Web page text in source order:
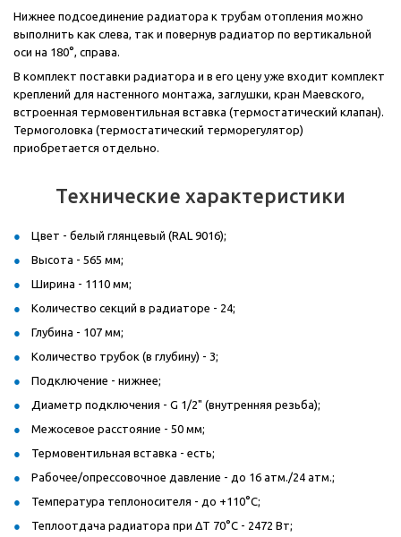
Нижнее подсоединение радиатора к трубам отопления можно
выполнить как слева, так и повернув радиатор по вертикальной
оси на 180°, справа.
В комплект поставки радиатора и в его цену уже входит комплект
креплений для настенного монтажа, заглушки, кран Маевского,
встроенная термовентильная вставка (термостатический клапан).
Термоголовка (термостатический терморегулятор)
приобретается отдельно.
Технические характеристики
Цвет - белый глянцевый (RAL 9016);
Высота - 565 мм;
Ширина - 1110 мм;
Количество секций в радиаторе - 24;
Глубина - 107 мм;
Количество трубок (в глубину) - 3;
Подключение - нижнее;
Диаметр подключения - G 1/2" (внутренняя резьба);
Межосевое расстояние - 50 мм;
Термовентильная вставка - есть;
Рабочее/опрессовочное давление - до 16 атм./24 атм.;
Температура теплоносителя - до +110°C;
Теплоотдача радиатора при ΔT 70°C - 2472 Вт;